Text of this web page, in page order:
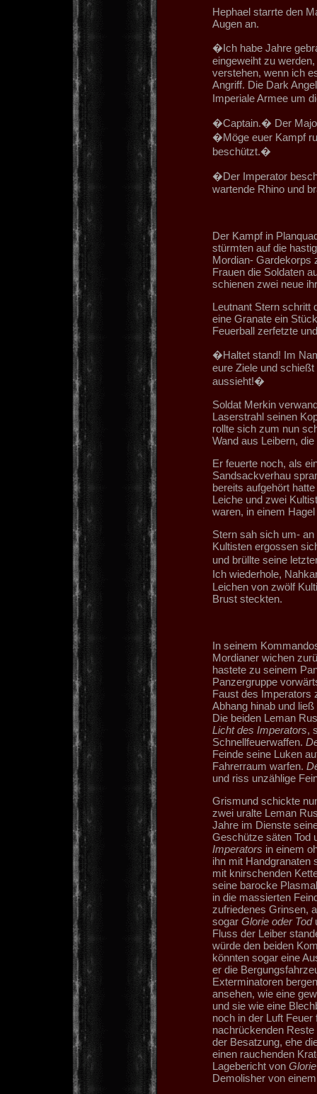
Hephael starrte den
Augen an.
�Ich habe Jahre
eingeweiht zu
verstehen, wenn ich
Angriff. Die Dark
Imperiale Armee um
�Captain.� Der
�Möge euer Kampf
beschützt.�
�Der Imperator
wartende Rhino und
Der Kampf in
stürmten auf die
Mordian- Gardekorps
Frauen die Soldaten
schienen zwei neue
Leutnant Stern schritt
eine Granate ein
Feuerball zerfetzte
�Haltet stand! Im
eure Ziele und
aussieht!�
Soldat Merkin
Laserstrahl seinen
rollte sich zum nun
Wand aus Leibern,
Er feuerte noch, als
Sandsackverhau
bereits aufgehört
Leiche und zwei
waren, in einem
Stern sah sich um-
Kultisten ergossen
und brüllte seine
Ich wiederhole,
Leichen von zwölf
Brust steckten.
In seinem
Mordianer wichen
hastete zu seinem
Panzergruppe
Faust des Imperators
Abhang hinab und
Die beiden Leman
Licht des Imperators,
Schnellfeuerwaffen.
Feinde seine Luken
Fahrerraum warfen.
und riss unzählige
Grismund schickte
zwei uralte Leman
Jahre im Dienste
Geschütze säten Tod
Imperators in einem
ihn mit Handgranaten
mit knirschenden
seine barocke
in die massierten
zufriedenes Grinsen,
sogar Glorie oder Tod
Fluss der Leiber
würde den beiden
könnten sogar eine
er die
Exterminatoren
ansehen, wie eine
und sie wie eine
noch in der Luft Feuer
nachrückenden
der Besatzung, ehe
einen rauchenden
Lagebericht von
Demolisher von